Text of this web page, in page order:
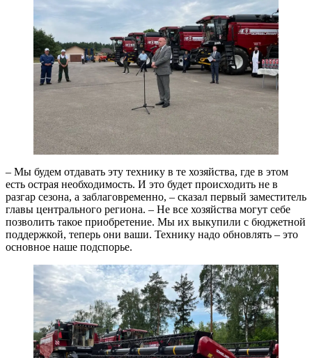
– Мы будем отдавать эту технику в те хозяйства, где в этом
есть острая необходимость. И это будет происходить не в
разгар сезона, а заблаговременно, – сказал первый заместитель
главы центрального региона. – Не все хозяйства могут себе
позволить такое приобретение. Мы их выкупили с бюджетной
поддержкой, теперь они ваши. Технику надо обновлять – это
основное наше подспорье.